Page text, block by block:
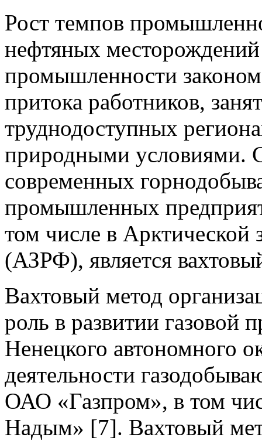
Рост темпов
нефтяных месторождений
промышленности
притока работников,
труднодоступных
природными условиями.
современных
промышленных
том числе в Арктической
(АЗРФ), является
Вахтовый метод
роль в развитии
Ненецкого автономного
деятельности
ОАО «Газпром», в том
Надым» [7]. Вахтовый